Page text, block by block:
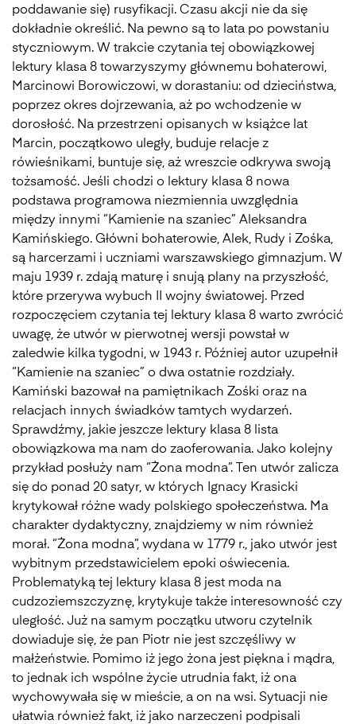
poddawanie się) rusyfikacji. Czasu akcji nie da się
dokładnie określić. Na pewno są to lata po powstaniu
styczniowym. W trakcie czytania tej obowiązkowej
lektury klasa 8 towarzyszymy głównemu bohaterowi,
Marcinowi Borowiczowi, w dorastaniu: od dzieciństwa,
poprzez okres dojrzewania, aż po wchodzenie w
dorosłość. Na przestrzeni opisanych w książce lat
Marcin, początkowo uległy, buduje relacje z
rówieśnikami, buntuje się, aż wreszcie odkrywa swoją
tożsamość. Jeśli chodzi o lektury klasa 8 nowa
podstawa programowa niezmiennia uwzględnia
między innymi “Kamienie na szaniec” Aleksandra
Kamińskiego. Główni bohaterowie, Alek, Rudy i Zośka,
są harcerzami i uczniami warszawskiego gimnazjum. W
maju 1939 r. zdają maturę i snują plany na przyszłość,
które przerywa wybuch II wojny światowej. Przed
rozpoczęciem czytania tej lektury klasa 8 warto zwrócić
uwagę, że utwór w pierwotnej wersji powstał w
zaledwie kilka tygodni, w 1943 r. Później autor uzupełnił
“Kamienie na szaniec” o dwa ostatnie rozdziały.
Kamiński bazował na pamiętnikach Zośki oraz na
relacjach innych świadków tamtych wydarzeń.
Sprawdźmy, jakie jeszcze lektury klasa 8 lista
obowiązkowa ma nam do zaoferowania. Jako kolejny
przykład posłuży nam “Żona modna”. Ten utwór zalicza
się do ponad 20 satyr, w których Ignacy Krasicki
krytykował różne wady polskiego społeczeństwa. Ma
charakter dydaktyczny, znajdziemy w nim również
morał. “Żona modna”, wydana w 1779 r., jako utwór jest
wybitnym przedstawicielem epoki oświecenia.
Problematyką tej lektury klasa 8 jest moda na
cudzoziemszczyznę, krytykuje także interesowność czy
uległość. Już na samym początku utworu czytelnik
dowiaduje się, że pan Piotr nie jest szczęśliwy w
małżeństwie. Pomimo iż jego żona jest piękna i mądra,
to jednak ich wspólne życie utrudnia fakt, iż ona
wychowywała się w mieście, a on na wsi. Sytuacji nie
ułatwia również fakt, iż jako narzeczeni podpisali